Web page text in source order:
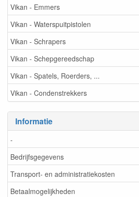
Vikan - Emmers
Vikan - Waterspuitpistolen
Vikan - Schrapers
Vikan - Schepgereedschap
Vikan - Spatels, Roerders, ...
Vikan - Condenstrekkers
Informatie
-
Bedrijfsgegevens
Transport- en administratiekosten
Betaalmogelijkheden